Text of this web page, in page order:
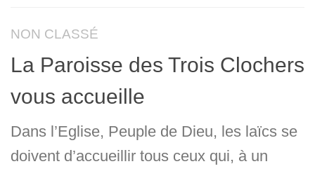
NON CLASSÉ
La Paroisse des Trois Clochers
vous accueille
Dans l’Eglise, Peuple de Dieu, les laïcs se
doivent d’accueillir tous ceux qui, à un